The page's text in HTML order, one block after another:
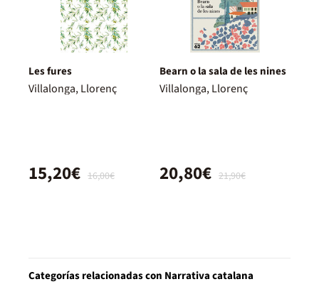
Les fures
Villalonga, Llorenç
16,00€
15,20€
Bearn o la sala de les nines
Villalonga, Llorenç
21,90€
20,80€
Categorías relacionadas con Narrativa catalana